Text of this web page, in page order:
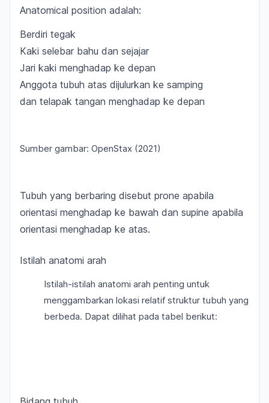
Anatomical position adalah:
Berdiri tegak
Kaki selebar bahu dan sejajar
Jari kaki menghadap ke depan
Anggota tubuh atas dijulurkan ke samping
dan telapak tangan menghadap ke depan
Sumber gambar: OpenStax (2021)
Tubuh yang berbaring disebut prone apabila
orientasi menghadap ke bawah dan supine apabila
orientasi menghadap ke atas.
Istilah anatomi arah
Istilah-istilah anatomi arah penting untuk
menggambarkan lokasi relatif struktur tubuh yang
berbeda. Dapat dilihat pada tabel berikut: